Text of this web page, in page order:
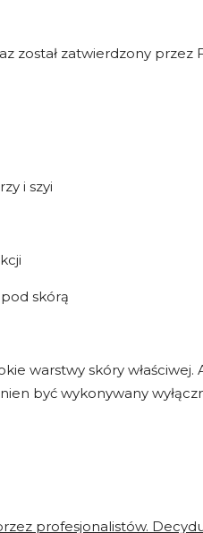
został zatwierdzony
i szyi
skórą
warstwy skóry
być wykonywany
profesjonalistów.